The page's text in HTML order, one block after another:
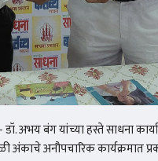
अभय बंग यांच्या हस्ते साधना
अंकाचे अनौपचारिक कार्यक्रमात